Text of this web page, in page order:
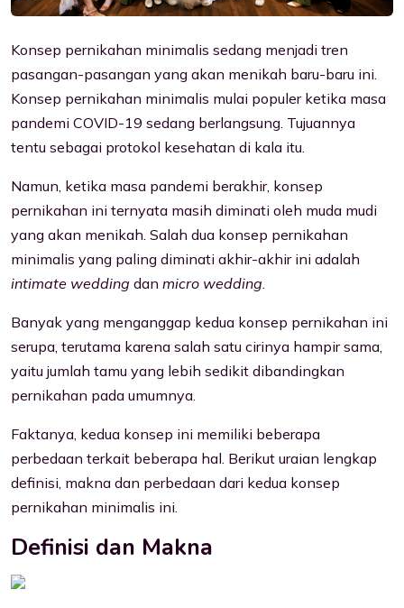
Konsep pernikahan minimalis sedang menjadi tren
pasangan-pasangan yang akan menikah baru-baru ini.
Konsep pernikahan minimalis mulai populer ketika masa
pandemi COVID-19 sedang berlangsung. Tujuannya
tentu sebagai protokol kesehatan di kala itu.
Namun, ketika masa pandemi berakhir, konsep
pernikahan ini ternyata masih diminati oleh muda mudi
yang akan menikah. Salah dua konsep pernikahan
minimalis yang paling diminati akhir-akhir ini adalah
intimate wedding dan micro wedding
Banyak yang menganggap kedua konsep pernikahan ini
serupa, terutama karena salah satu cirinya hampir sama,
yaitu jumlah tamu yang lebih sedikit dibandingkan
pernikahan pada umumnya.
Faktanya, kedua konsep ini memiliki beberapa
perbedaan terkait beberapa hal. Berikut uraian lengkap
definisi, makna dan perbedaan dari kedua konsep
pernikahan minimalis ini.
Definisi dan Makna